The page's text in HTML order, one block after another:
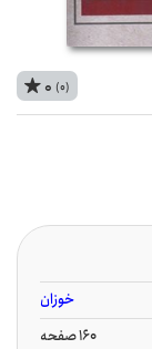
0 (0)
خوزان
160 صفحه